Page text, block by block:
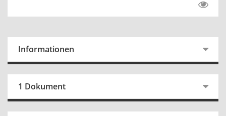
Informationen
1 Dokument